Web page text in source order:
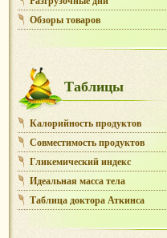
Обзоры товаров
Таблицы
Калорийность продуктов
Совместимость продуктов
Гликемический индекс
Идеальная масса тела
Таблица доктора Аткинса